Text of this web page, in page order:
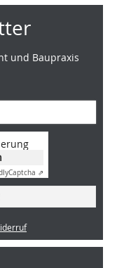
und Baupraxis
Captcha ⇗